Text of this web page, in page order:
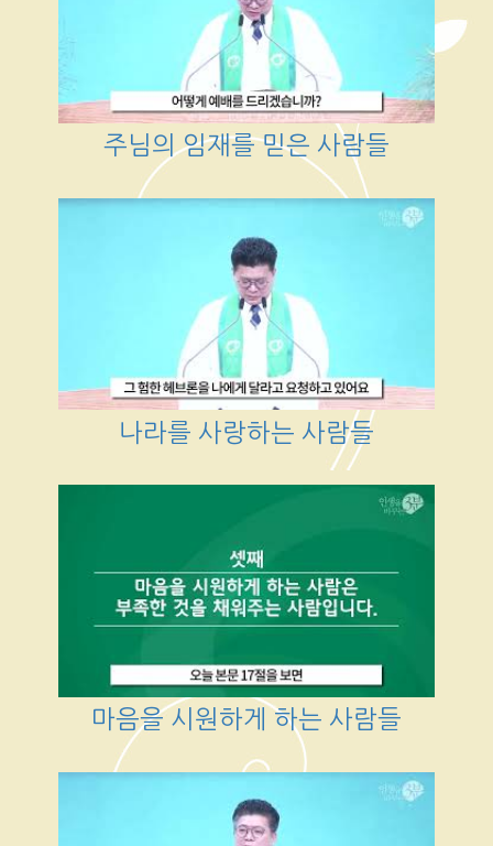
주님의 임재를 믿은 사람들
나라를 사랑하는 사람들
마음을 시원하게 하는 사람들